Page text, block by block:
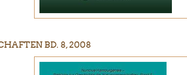
BD. 8, 2008